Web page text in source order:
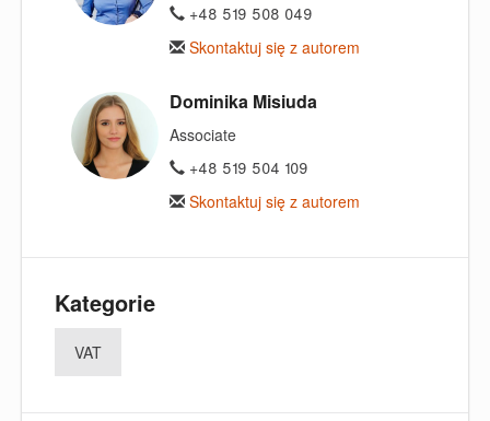
+48 519 508 049
Skontaktuj się z autorem
Dominika Misiuda
Associate
+48 519 504 109
Skontaktuj się z autorem
Kategorie
VAT